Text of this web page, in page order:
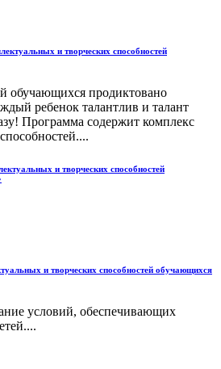
и творческих способностей
обучающихся продиктовано
ребенок талантлив и талант
Программа содержит комплекс
и творческих способностей
и творческих способностей обучающихся
условий, обеспечивающих